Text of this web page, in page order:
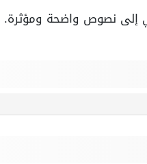
إلى نصوص واضحة ومؤثرة.